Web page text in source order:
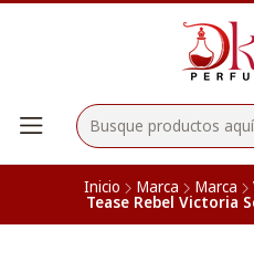
Inicio Marca Marca
Tease Rebel Victoria